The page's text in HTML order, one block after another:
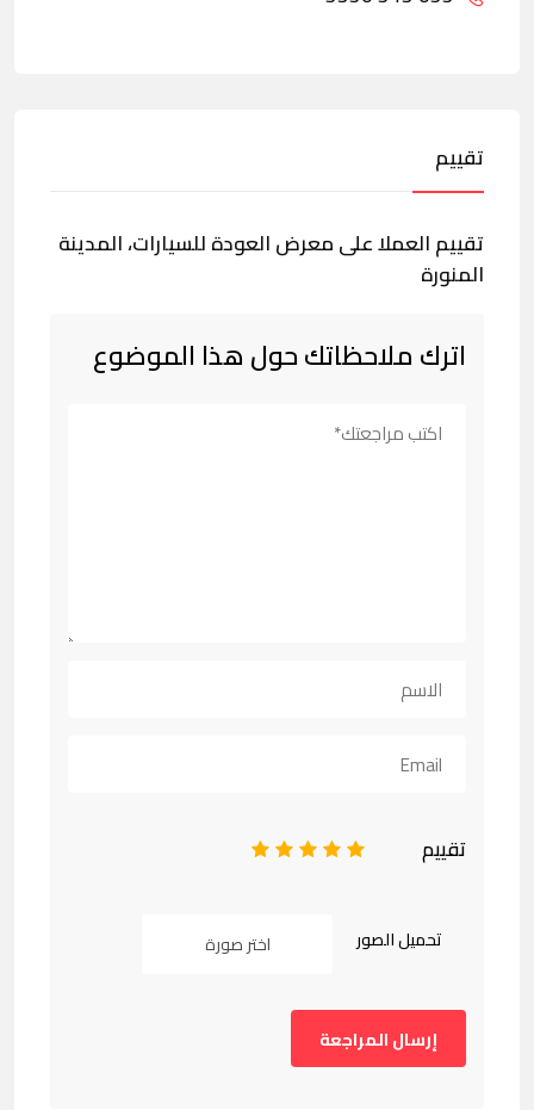
تقييم
تقييم العملا على معرض العودة للسيارات، المدينة
المنورة
اترك ملاحظاتك حول هذا الموضوع
تقييم 5
4
3
2
تحميل الصور اختر صورة